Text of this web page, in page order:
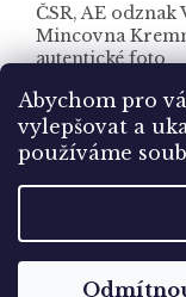
Abychom pro
vylepšovat a
používáme
ČSR, AE odznak
Mincovna
autentické foto
Copyright
práva